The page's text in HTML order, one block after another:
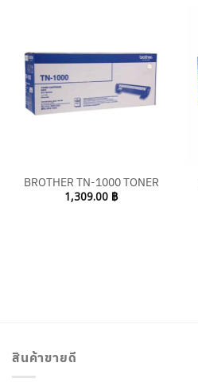
BROTHER TN-1000 TONER
1,309.00 ฿
สินค้าขายดี